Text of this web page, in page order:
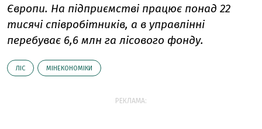
Європи. На підприємстві працює понад 22
тисячі співробітників, а в управлінні
перебуває 6,6 млн га лісового фонду.
ЛІС МІНЕКОНОМІКИ
РЕКЛАМА: